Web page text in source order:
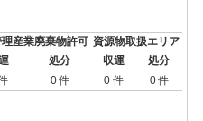
産業廃棄物許可 資源物取扱エリア
処分 収運
処分
0 件 0 件 0 件